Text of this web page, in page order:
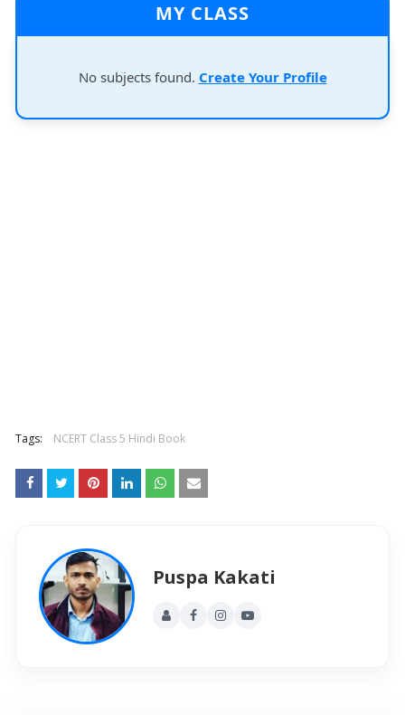
MY CLASS
No subjects found. Create Your Profile
Tags: NCERT Class 5 Hindi Book
Puspa Kakati